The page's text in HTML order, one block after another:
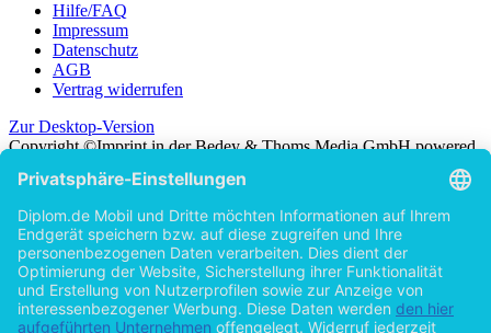
Hilfe/FAQ
Impressum
Datenschutz
AGB
Vertrag widerrufen
Zur Desktop-Version
Copyright ©Imprint in der Bedey & Thoms Media GmbH powered
Zurück